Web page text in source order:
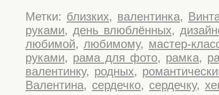
Метки: близких, валентинка,
руками, день влюблённых,
любимой, любимому, мастер-
руками, рама для фото, рамка,
валентинку, родных,
Валентина, сердечко, сердечку,